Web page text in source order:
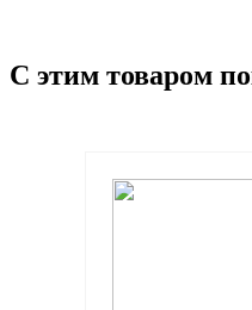
С этим товаром